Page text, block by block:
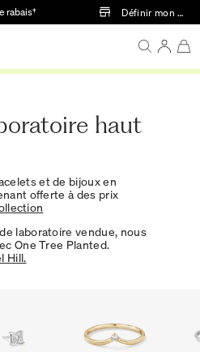
Passer au contenu principal
rabais† Définir mon
haut
et de bijoux en
offerte à des prix
laboratoire vendue, nous
One Tree Planted.
Hill.